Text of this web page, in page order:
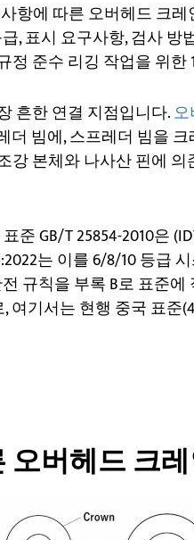
사항에 따른 오버헤드 크
, 표시 요구사항, 검사
정 준수 리깅 작업을 위
흔한 연결 지점입니다.
더 빔에, 스프레더 빔을
강 본체와 나사산 핀에
준 GB/T 25854-2010은
는 이를 6/8/10 등급
규칙을 부록 B로 표준
기서는 현행 중국 표준
오버헤드 크